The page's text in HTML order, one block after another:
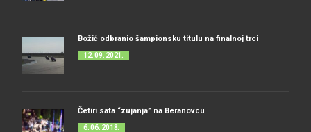
Božić odbranio šampionsku titulu na finalnoj trci
12. 09. 2021.
Četiri sata “zujanja” na Beranovcu
6. 06. 2018.